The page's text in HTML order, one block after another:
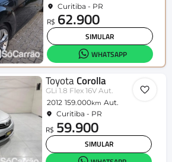
Curitiba - PR
R$ 62.900
SIMULAR
WHATSAPP
ToyotaCorolla
GLi 1.8 Flex 16V Aut.
2012 159.000km Aut.
Curitiba - PR
R$ 59.900
SIMULAR